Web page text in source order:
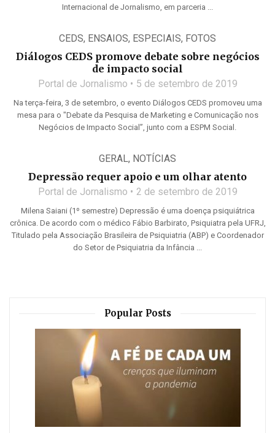
Internacional de Jornalismo, em parceria ...
CEDS, ENSAIOS, ESPECIAIS, FOTOS
Diálogos CEDS promove debate sobre negócios
de impacto social
Portal de Jornalismo 5 de setembro de 2019
Na terça-feira, 3 de setembro, o evento Diálogos CEDS promoveu uma
mesa para o "Debate da Pesquisa de Marketing e Comunicação nos
Negócios de Impacto Social”, junto com a ESPM Social.
GERAL, NOTÍCIAS
Depressão requer apoio e um olhar atento
Portal de Jornalismo 2 de setembro de 2019
Milena Saiani (1º semestre) Depressão é uma doença psiquiátrica
crônica. De acordo com o médico Fábio Barbirato, Psiquiatra pela UFRJ,
Titulado pela Associação Brasileira de Psiquiatria (ABP) e Coordenador
do Setor de Psiquiatria da Infância ...
Popular Posts